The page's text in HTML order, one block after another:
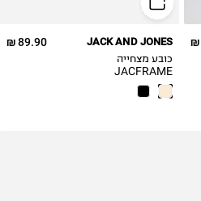
89.90 ₪ JACK AND JONES
כובע מצחייה
JACFRAME
NORREBRO